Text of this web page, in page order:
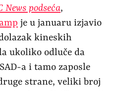
News podseća,
je u januaru izjavio
kineskih
ukoliko odluče da
a i tamo zaposle
strane, veliki broj